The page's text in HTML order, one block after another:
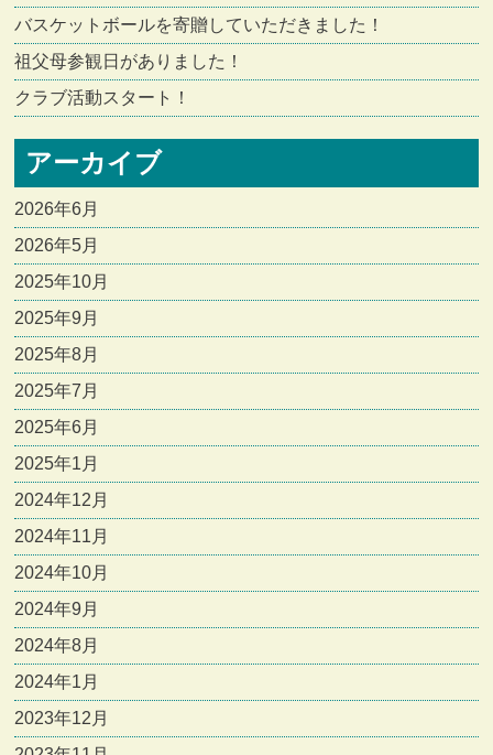
バスケットボールを寄贈していただきました！
祖父母参観日がありました！
クラブ活動スタート！
アーカイブ
2026年6月
2026年5月
2025年10月
2025年9月
2025年8月
2025年7月
2025年6月
2025年1月
2024年12月
2024年11月
2024年10月
2024年9月
2024年8月
2024年1月
2023年12月